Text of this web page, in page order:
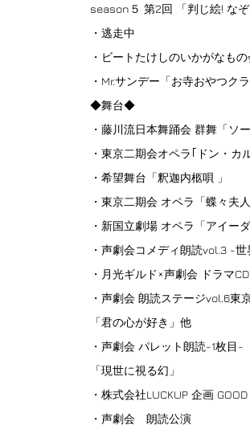
season５ 第2回 「判じ絵! な
・逃走中
・ビートたけしのいかがなも
・Mr.サンデー「お寺おやつクラ
◆️舞台◆
・藤川流日本舞踊会 群舞「ソー
・東京二期会オペラ｢ドン・カ
・希望舞台「釈迦内柩唄 」
・東京二期会 オペラ「蝶々夫
・新国立劇場 オペラ「アイー
・声劇会コメディ朗読vol.3 -
・月光ギルド×声劇会 ドラマ
・声劇会 朗読ステージvol.6東
「君の心が好き」他
・声劇会 パレット朗読-1枚目-
「現世に視る幻」
・株式会社LUCKUP 企画
・声劇会 朗読公演